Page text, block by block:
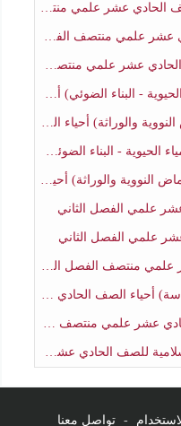
عشر علمي منتصف الفصل الثاني
منتصف الفصل الثاني
علمي منتصف الفصل الثاني
الصف الحادي عشر علمي الفصل الثاني
الحادي عشر علمي منتصف الفصل الثاني
أحياء الصف الحادي عشر علمي الفصل الثاني
الصف الحادي عشر علمي منتصف الفصل الثاني
علمي الفصل الثاني
علمي الفصل الثاني
منتصف الفصل الثاني
عشر علمي منتصف الفصل الثاني
علمي منتصف الفصل الثاني
عشر علمي منتصف الفصل الثاني
- تواصل معنا